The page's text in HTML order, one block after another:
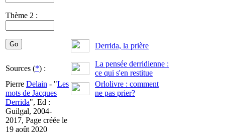
Thème 2 :
Derrida, la prière
Sources (*) :
La pensée derridienne :
ce qui s'en restitue
Pierre Delain - "Les
mots de Jacques
Derrida", Ed :
Guilgal, 2004-
2017, Page créée le
19 août 2020
Orlolivre : comment
ne pas prier?